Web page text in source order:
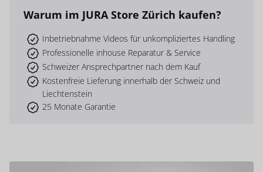
Warum im JURA Store Zürich kaufen?
Inbetriebnahme Videos für unkompliziertes Handling
Professionelle inhouse Reparatur & Service
Schweizer Ansprechpartner nach dem Kauf
Kostenfreie Lieferung innerhalb der Schweiz und
Liechtenstein
25 Monate Garantie